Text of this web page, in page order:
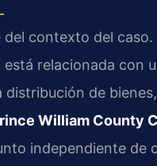
del contexto del caso.
relacionada con
distribución de
William County
independiente de